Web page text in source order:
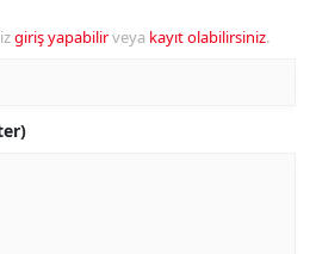
giriş yapabilirveya kayıt olabilirsiniz.